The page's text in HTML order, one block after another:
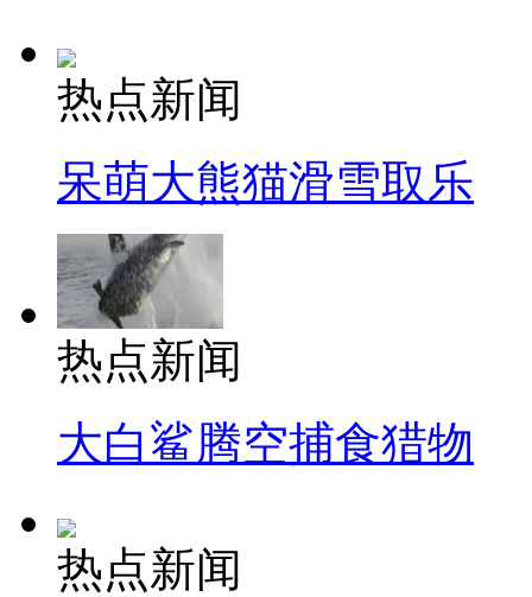
热点新闻
呆萌大熊猫滑雪取乐
热点新闻
大白鲨腾空捕食猎物
热点新闻